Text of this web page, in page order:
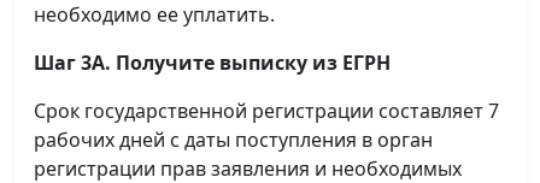
необходимо ее уплатить.
Шаг 3А. Получите выписку из ЕГРН
Срок государственной регистрации составляет 7
рабочих дней с даты поступления в орган
регистрации прав заявления и необходимых